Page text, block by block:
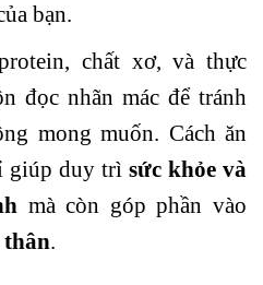
bạn.
chất xơ, và thực
đọc nhãn mác để tránh
mong muốn. Cách ăn
giúp duy trì sức khỏe và
mà còn góp phần vào
.